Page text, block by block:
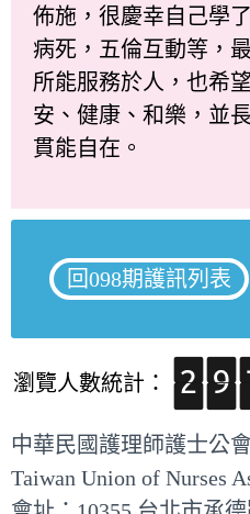
佈施，很慶幸自己學
病死，五倫互動等，
所能服務於人，也希
安、健康、和樂，並
貫能自在。
回098期護訊列表
瀏覽人數統計：
中華民國護理師護士公
Taiwan Union of Nurses